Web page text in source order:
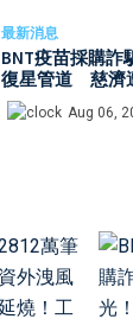
最新消息
BNT疫苗採購詐
復星管道 慈濟
Aug 06,